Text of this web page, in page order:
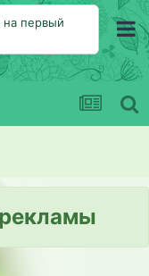
на первый